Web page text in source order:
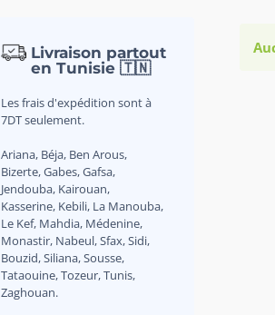
Livraison partout
en Tunisie 🇹🇳
Les frais d'expédition sont à
7DT seulement.
Ariana, Béja, Ben Arous,
Bizerte, Gabes, Gafsa,
Jendouba, Kairouan,
Kasserine, Kebili, La Manouba,
Le Kef, Mahdia, Médenine,
Monastir, Nabeul, Sfax, Sidi,
Bouzid, Siliana, Sousse,
Tataouine, Tozeur, Tunis,
Zaghouan.